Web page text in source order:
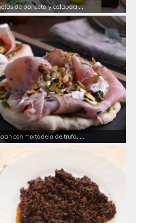
de panceta y calabací ...
con mortadela de trufa, ...